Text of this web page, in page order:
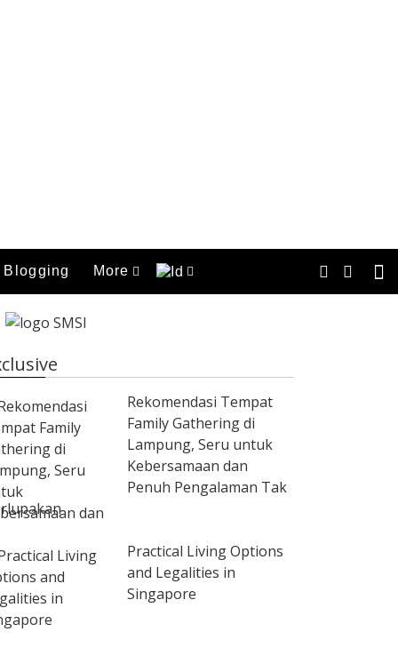
Blogging More
Rekomendasi Tempat
Family Gathering di
Lampung, Seru untuk
Kebersamaan dan
Penuh Pengalaman Tak
Practical Living Options
and Legalities in
Singapore